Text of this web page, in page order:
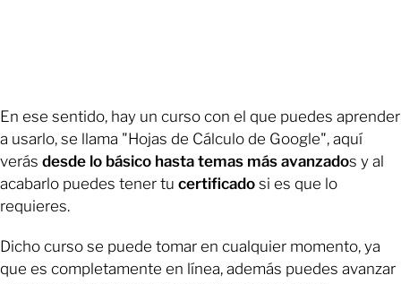
En ese sentido, hay un curso con el que puedes aprender
a usarlo, se llama "Hojas de Cálculo de Google", aquí
verás desde lo básico hasta temas más avanzados y al
acabarlo puedes tener tu certificado si es que lo
requieres.
Dicho curso se puede tomar en cualquier momento, ya
que es completamente en línea, además puedes avanzar